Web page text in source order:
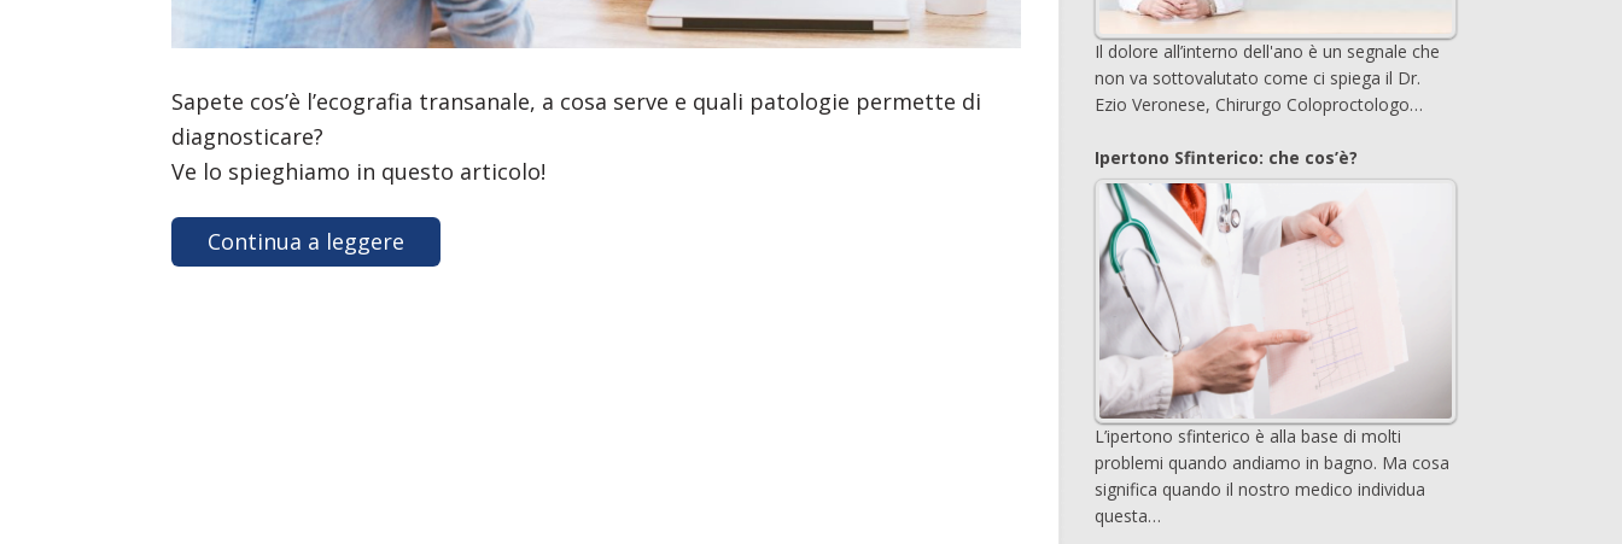
Sapete cos’è l’ecografia transanale, a cosa serve e quali patologie permette di
diagnosticare?
Ve lo spieghiamo in questo articolo!
Continua a leggere
Il dolore all’interno dell'ano è un segnale che
non va sottovalutato come ci spiega il Dr.
Ezio Veronese, Chirurgo Coloproctologo…
Ipertono Sfinterico: che cos’è?
L’ipertono sfinterico è alla base di molti
problemi quando andiamo in bagno. Ma cosa
significa quando il nostro medico individua
questa…